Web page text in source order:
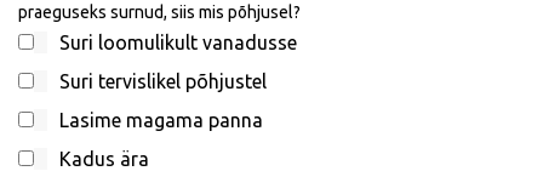
praeguseks surnud, siis mis põhjusel?
Suri loomulikult vanadusse
Suri tervislikel põhjustel
Lasime magama panna
Kadus ära